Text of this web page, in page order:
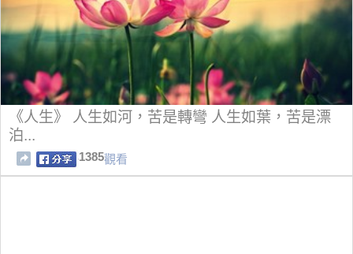
《人生》 人生如河，苦是轉彎 人生如葉，苦是漂
泊...
1385觀看